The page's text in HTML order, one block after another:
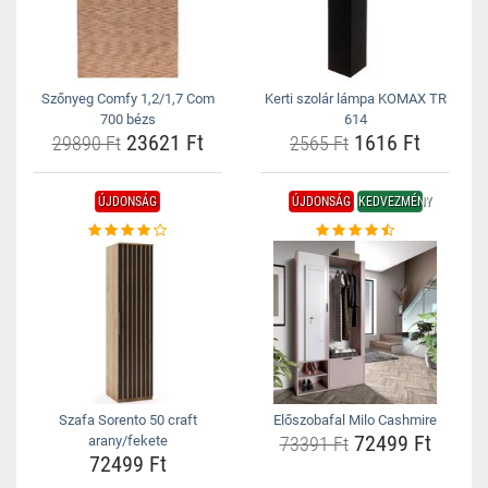
Szőnyeg Comfy 1,2/1,7 Com
700 bézs
29890 Ft23621 Ft
Kerti szolár lámpa KOMAX TR
614
2565 Ft 1616 Ft
ÚJDONSÁG
Szafa Sorento 50 craft
arany/fekete
72499 Ft
ÚJDONSÁG KEDVEZMÉNY
Előszobafal Milo Cashmire
73391 Ft72499 Ft